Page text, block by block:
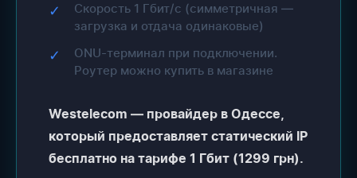
✓
Скорость 1 Гбит/с (симметричная —
загрузка и отдача одинаковые)
✓
ONU-терминал при подключении.
Роутер можно купить в магазине
Westelecom — провайдер в Одессе,
который предоставляет статический IP
бесплатно на тарифе 1 Гбит (1299 грн).